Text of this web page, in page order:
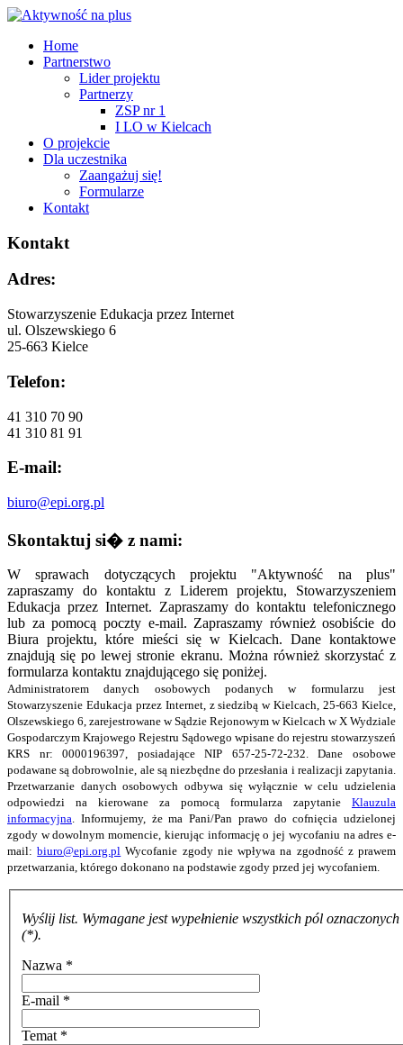
Home
Partnerstwo
Lider projektu
Partnerzy
ZSP nr 1
I LO w Kielcach
O projekcie
Dla uczestnika
Zaangażuj się!
Formularze
Kontakt
Kontakt
Adres:
Stowarzyszenie Edukacja przez Internet
ul. Olszewskiego 6
25-663 Kielce
Telefon:
41 310 70 90
41 310 81 91
E-mail:
biuro@epi.org.pl
Skontaktuj si� z nami:
W sprawach dotyczących projektu "Aktywność na plus"
zapraszamy do kontaktu z Liderem projektu, Stowarzyszeniem
Edukacja przez Internet. Zapraszamy do kontaktu telefonicznego
lub za pomocą poczty e-mail. Zapraszamy również osobiście do
Biura projektu, które mieści się w Kielcach. Dane kontaktowe
znajdują się po lewej stronie ekranu. Można również skorzystać z
formularza kontaktu znajdującego się poniżej.
Administratorem danych osobowych podanych w formularzu jest
Stowarzyszenie Edukacja przez Internet, z siedzibą w Kielcach, 25-663 Kielce,
Olszewskiego 6, zarejestrowane w Sądzie Rejonowym w Kielcach w X Wydziale
Gospodarczym Krajowego Rejestru Sądowego wpisane do rejestru stowarzyszeń
KRS nr: 0000196397, posiadające NIP 657-25-72-232. Dane osobowe
podawane są dobrowolnie, ale są niezbędne do przesłania i realizacji zapytania.
Przetwarzanie danych osobowych odbywa się wyłącznie w celu udzielenia
odpowiedzi na kierowane za pomocą formularza zapytanie Klauzula
informacyjna. Informujemy, że ma Pani/Pan prawo do cofnięcia udzielonej
zgody w dowolnym momencie, kierując informację o jej wycofaniu na adres e-
mail:biuro@epi.org.pl Wycofanie zgody nie wpływa na zgodność z prawem
przetwarzania, którego dokonano na podstawie zgody przed jej wycofaniem.
Wyślij list. Wymagane jest wypełnienie wszystkich pól
(*).
Nazwa *
E-mail *
Temat *